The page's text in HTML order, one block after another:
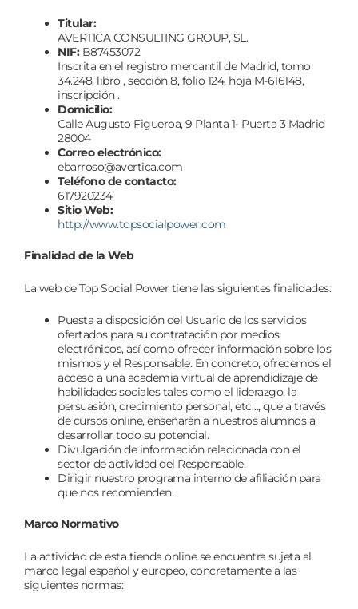
Titular:
AVERTICA CONSULTING GROUP, SL.
NIF:B87453072
Inscrita en el registro mercantil de Madrid, tomo
34.248, libro , sección 8, folio 124, hoja M-616148,
inscripción .
Domicilio:
Calle Augusto Figueroa, 9 Planta 1- Puerta 3 Madrid
28004
Correo electrónico:
ebarroso@avertica.com
Teléfono de contacto:
617920234
Sitio Web:
http://www.topsocialpower.com
Finalidad de la Web
La web de Top Social Power tiene las siguientes finalidades:
Puesta a disposición del Usuario de los servicios
ofertados para su contratación por medios
electrónicos, así como ofrecer información sobre los
mismos y el Responsable. En concreto, ofrecemos el
acceso a una academia virtual de aprendidizaje de
habilidades sociales tales como el liderazgo, la
persuasión, crecimiento personal, etc…, que a través
de cursos online, enseñarán a nuestros alumnos a
desarrollar todo su potencial.
Divulgación de información relacionada con el
sector de actividad del Responsable.
Dirigir nuestro programa interno de afiliación para
que nos recomienden.
Marco Normativo
La actividad de esta tienda online se encuentra sujeta al
marco legal español y europeo, concretamente a las
siguientes normas: